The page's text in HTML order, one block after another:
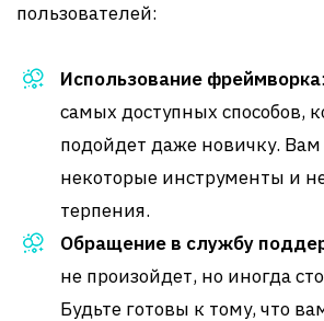
пользователей:
Использование фреймворка
самых доступных способов,
подойдет даже новичку. Вам
некоторые инструменты и
терпения.
Обращение в службу
не произойдет, но иногда
Будьте готовы к тому, что